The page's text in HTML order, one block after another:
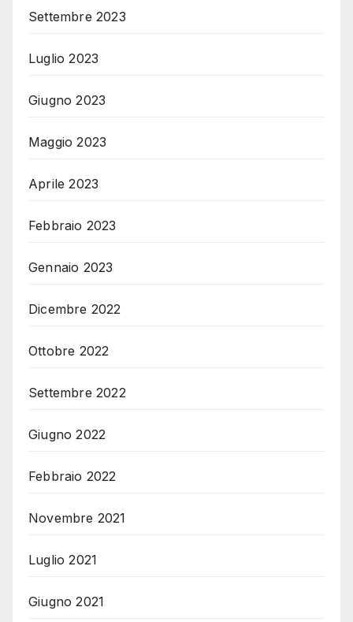
Settembre 2023
Luglio 2023
Giugno 2023
Maggio 2023
Aprile 2023
Febbraio 2023
Gennaio 2023
Dicembre 2022
Ottobre 2022
Settembre 2022
Giugno 2022
Febbraio 2022
Novembre 2021
Luglio 2021
Giugno 2021